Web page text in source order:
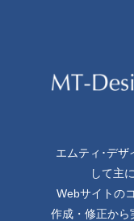
エムティ･デザ
して主
Webサイトの
作成・修正から